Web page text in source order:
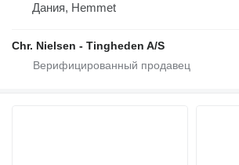
Дания, Hemmet
Chr. Nielsen - Tingheden A/S